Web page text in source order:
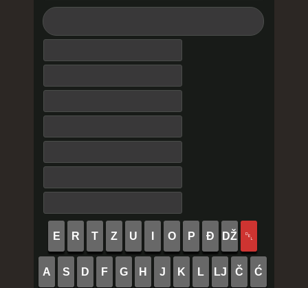
E R T Z U O P Đ DŽ ␡
A S D F G H J K L LJ Č Ć